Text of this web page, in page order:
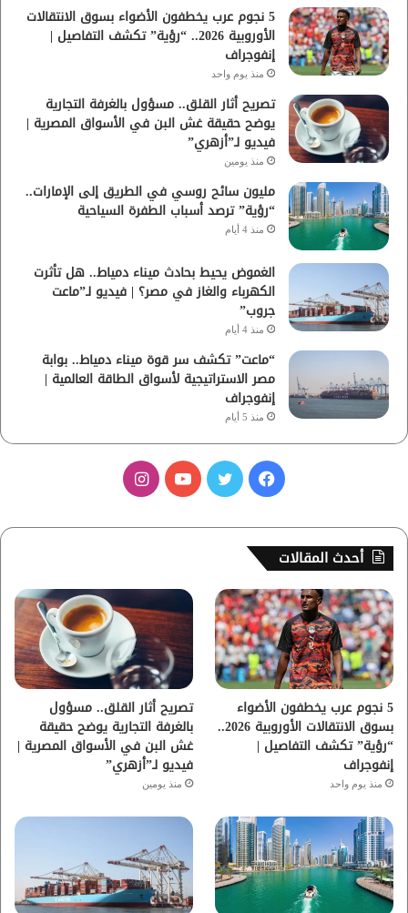
5 نجوم عرب يخطفون الأضواء بسوق الانتقالات
الأوروبية 2026.. “رؤية” تكشف التفاصيل |
إنفوجراف
منذ يوم واحد
تصريح أثار القلق.. مسؤول بالغرفة التجارية
يوضح حقيقة غش البن في الأسواق المصرية |
فيديو لـ”أزهري”
منذ يومين
مليون سائح روسي في الطريق إلى الإمارات..
“رؤية” ترصد أسباب الطفرة السياحية
منذ 4 أيام
الغموض يحيط بحادث ميناء دمياط.. هل تأثرت
الكهرباء والغاز في مصر؟ | فيديو لـ”ماعت
جروب”
منذ 4 أيام
“ماعت” تكشف سر قوة ميناء دمياط.. بوابة
مصر الاستراتيجية لأسواق الطاقة العالمية |
إنفوجراف
منذ 5 أيام
س
ب
و
ك
ر
ي
و
ب
ت
ق
ر
ا
م
أحدث المقالات
5 نجوم عرب يخطفون الأضواء
بسوق الانتقالات الأوروبية 2026..
“رؤية” تكشف التفاصيل |
إنفوجراف
منذ يوم واحد
تصريح أثار القلق.. مسؤول
بالغرفة التجارية يوضح حقيقة
غش البن في الأسواق المصرية |
فيديو لـ”أزهري”
منذ يومين